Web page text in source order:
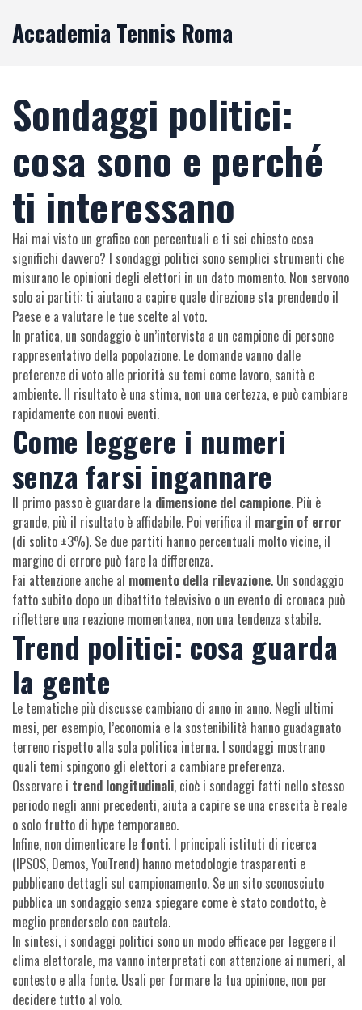
Accademia Tennis Roma
Sondaggi politici:
cosa sono e perché
ti interessano
Hai mai visto un grafico con percentuali e ti sei chiesto cosa
significhi davvero? I sondaggi politici sono semplici strumenti che
misurano le opinioni degli elettori in un dato momento. Non servono
solo ai partiti: ti aiutano a capire quale direzione sta prendendo il
Paese e a valutare le tue scelte al voto.
In pratica, un sondaggio è un’intervista a un campione di persone
rappresentativo della popolazione. Le domande vanno dalle
preferenze di voto alle priorità su temi come lavoro, sanità e
ambiente. Il risultato è una stima, non una certezza, e può cambiare
rapidamente con nuovi eventi.
Come leggere i numeri
senza farsi ingannare
Il primo passo è guardare la dimensione del campione. Più è
grande, più il risultato è affidabile. Poi verifica il margin of error
(di solito ±3%). Se due partiti hanno percentuali molto vicine, il
margine di errore può fare la differenza.
Fai attenzione anche al momento della rilevazione. Un sondaggio
fatto subito dopo un dibattito televisivo o un evento di cronaca può
riflettere una reazione momentanea, non una tendenza stabile.
Trend politici: cosa guarda
la gente
Le tematiche più discusse cambiano di anno in anno. Negli ultimi
mesi, per esempio, l’economia e la sostenibilità hanno guadagnato
terreno rispetto alla sola politica interna. I sondaggi mostrano
quali temi spingono gli elettori a cambiare preferenza.
Osservare i trend longitudinali, cioè i sondaggi fatti nello stesso
periodo negli anni precedenti, aiuta a capire se una crescita è reale
o solo frutto di hype temporaneo.
Infine, non dimenticare le fonti. I principali istituti di ricerca
(IPSOS, Demos, YouTrend) hanno metodologie trasparenti e
pubblicano dettagli sul campionamento. Se un sito sconosciuto
pubblica un sondaggio senza spiegare come è stato condotto, è
meglio prenderselo con cautela.
In sintesi, i sondaggi politici sono un modo efficace per leggere il
clima elettorale, ma vanno interpretati con attenzione ai numeri, al
contesto e alla fonte. Usali per formare la tua opinione, non per
decidere tutto al volo.